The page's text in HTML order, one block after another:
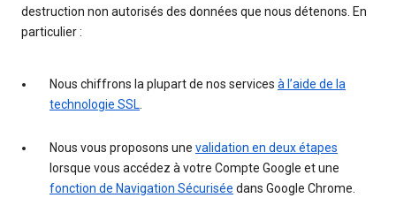
destruction non autorisés des données que nous détenons. En
particulier :
Nous chiffrons la plupart de nos services à l’aide de la
technologie SSL.
Nous vous proposons une validation en deux étapes
lorsque vous accédez à votre Compte Google et une
fonction de Navigation Sécurisée dans Google Chrome.